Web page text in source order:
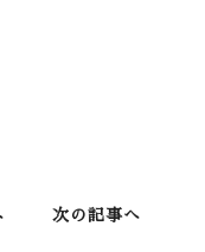
次の記事へ